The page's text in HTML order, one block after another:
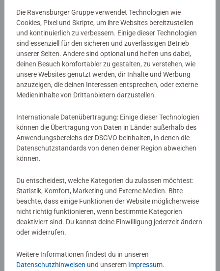
Artikelnummer:
51282
EAN:
9783473512829
ISBN:
978-3-473-51282-9
Warnhinweise und Herstellerinformation
Noch keine Bewertungen
abgegeben
0/0
Verfasse eine Bewertung
Richtlinien für Bewertungen
Die Ravensburger Gruppe verwendet Technologien wie
Cookies, Pixel und Skripte, um ihre Websites bereitzustellen
und kontinuierlich zu verbessern. Einige dieser Technologien
sind essenziell für den sicheren und zuverlässigen Betrieb
unserer Seiten. Andere sind optional und helfen uns dabei,
deinen Besuch komfortabler zu gestalten, zu verstehen, wie
unsere Websites genutzt werden, dir Inhalte und Werbung
anzuzeigen, die deinen Interessen entsprechen, oder externe
Medieninhalte von Drittanbietern darzustellen.
Internationale Datenübertragung: Einige dieser Technologien
können die Übertragung von Daten in Länder außerhalb des
Anwendungsbereichs der DSGVO beinhalten, in denen die
Datenschutzstandards von denen deiner Region abweichen
können.
Du entscheidest, welche Kategorien du zulassen möchtest:
Statistik, Komfort, Marketing und Externe Medien. Bitte
beachte, dass einige Funktionen der Website möglicherweise
nicht richtig funktionieren, wenn bestimmte Kategorien
deaktiviert sind. Du kannst deine Einwilligung jederzeit ändern
oder widerrufen.
Weitere Informationen findest du in unseren
Datenschutzhinweisen und unserem Impressum.